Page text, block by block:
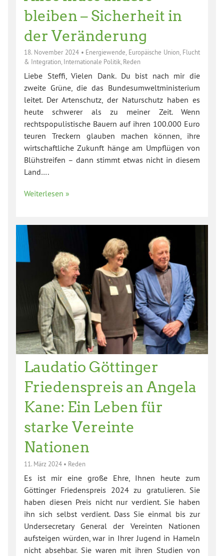
bleiben – Sicherheit in
der Veränderung
18. November 2024• Energiewende Europäische Union Flucht
& Integration Internationale Politik Reden
Liebe Steffi, Vielen Dank. Du bist nach mir die
zweite Grüne, die das Bundesumweltministerium
leitet. Der Artenschutz, der Naturschutz haben es
heute schwerer als zu meiner Zeit. Wenn
rechtspopulistische Bauern auf ihren 100.000 Euro
teuren Treckern glauben machen können, ihre
wirtschaftliche Zukunft hänge am Umpflügen von
Blühstreifen – dann stimmt etwas nicht in diesem
Land….
Weiterlesen »
Laudatio Göttinger
Friedenspreis an Angela
Kane: Ein Leben für
starke Vereinte
Nationen
11. März 2024 • Reden
Es ist mir eine große Ehre, Ihnen heute zum
Göttinger Friedenspreis 2024 zu gratulieren. Sie
haben diesen Preis nicht nur verdient. Sie haben
ihn sich selbst verdient. Dass Sie einmal bis zur
Undersecretary General der Vereinten Nationen
aufsteigen würden, war in Ihrer Jugend in Hameln
nicht absehbar. Sie waren mit ihren Studien von